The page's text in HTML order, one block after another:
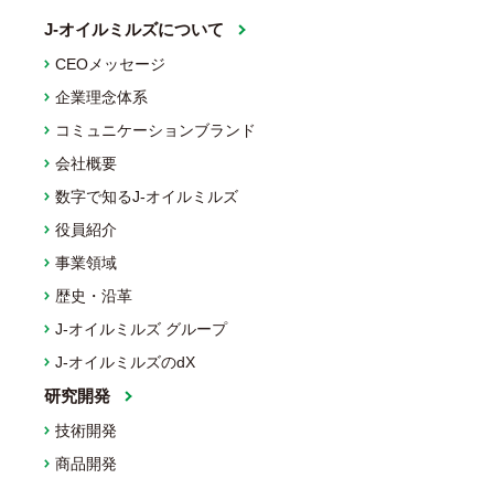
J-オイルミルズについて
CEOメッセージ
企業理念体系
コミュニケーションブランド
会社概要
数字で知るJ-オイルミルズ
役員紹介
事業領域
歴史・沿革
J-オイルミルズ グループ
J-オイルミルズのdX
研究開発
技術開発
商品開発